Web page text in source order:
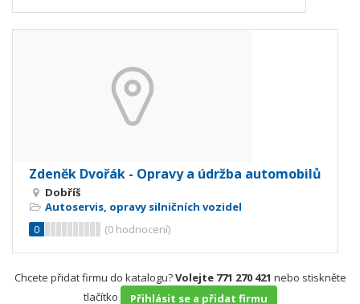
Zdeněk Dvořák - Opravy a údržba automobilů
Dobříš
Autoservis, opravy silničních vozidel
0
(0 hodnocení)
Chcete přidat firmu do katalogu?Volejte 771 270 421 nebo stiskněte
tlačítko
Přihlásit se a přidat firmu